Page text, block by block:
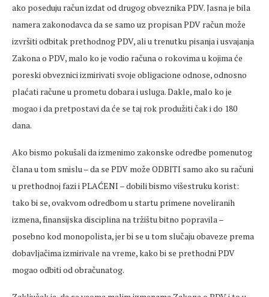
ako poseduju račun izdat od drugog obveznika PDV. Jasna je bila
namera zakonodavca da se samo uz propisan PDV račun može
izvršiti odbitak prethodnog PDV, ali u trenutku pisanja i usvajanja
Zakona o PDV, malo ko je vodio računa o rokovima u kojima će
poreski obveznici izmirivati svoje obligacione odnose, odnosno
plaćati račune u prometu dobara i usluga. Dakle, malo ko je
mogao i da pretpostavi da će se taj rok produžiti čak i do 180
dana.
Ako bismo pokušali da izmenimo zakonske odredbe pomenutog
člana u tom smislu – da se PDV može ODBITI samo ako su računi
u prethodnoj fazi i PLAĆENI – dobili bismo višestruku korist:
tako bi se, ovakvom odredbom u startu primene noveliranih
izmena, finansijska disciplina na tržištu bitno popravila –
posebno kod monopolista, jer bi se u tom slučaju obaveze prema
dobavljačima izmirivale na vreme, kako bi se prethodni PDV
mogao odbiti od obračunatog.